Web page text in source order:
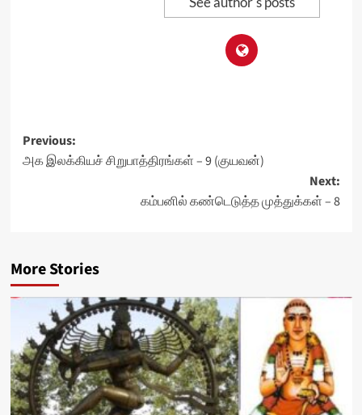
Post
navigation
Previous:
அக இலக்கியச் சிறுபாத்திரங்கள் – 9 (குயவன்)
Next:
கம்பனில் கண்டெடுத்த முத்துக்கள் – 8
More Stories